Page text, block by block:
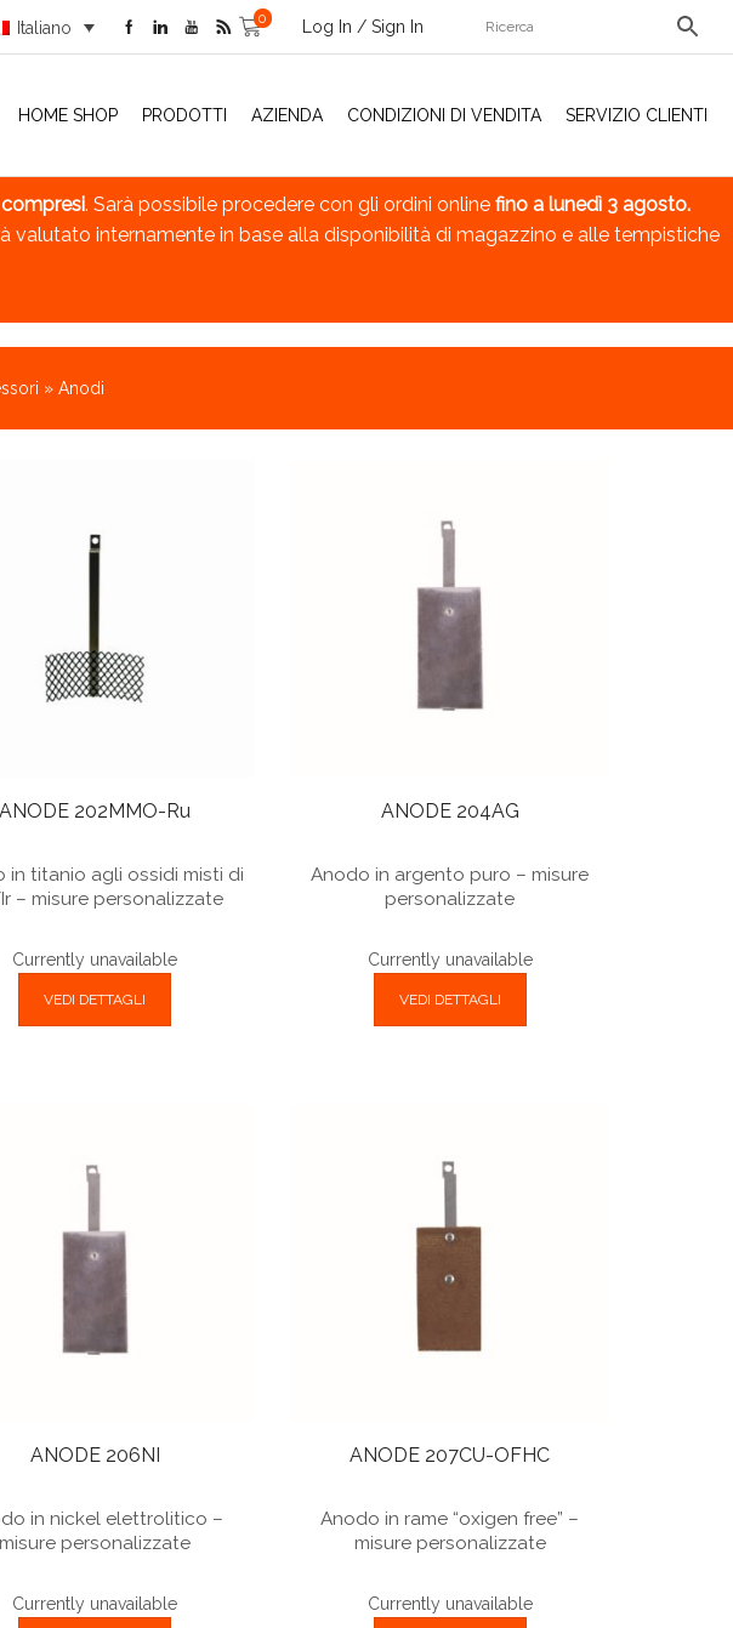
Italiano
0 Log In / Sign In
HOME SHOP PRODOTTI AZIENDA CONDIZIONI DI VENDITA SERVIZIO CLIENTI
. Sarà possibile procedere con gli ordini online fino a lunedì 3 agosto.
valutato internamente in base alla disponibilità di magazzino e alle tempistiche
» Anodi
ANODE 202MMO-Ru
in titanio agli ossidi misti di
– misure personalizzate
Currently unavailable
VEDI DETTAGLI
ANODE 204AG
Anodo in argento puro – misure
personalizzate
Currently unavailable
VEDI DETTAGLI
ANODE 206NI
in nickel elettrolitico –
misure personalizzate
Currently unavailable
ANODE 207CU-OFHC
Anodo in rame “oxigen free” –
misure personalizzate
Currently unavailable